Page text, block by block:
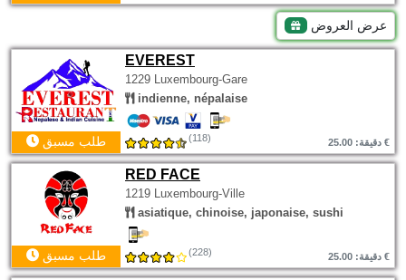
عرض العروض
EVEREST
1229 Luxembourg-Gare
indienne, népalaise
طلب مسبق (118) دقيقة: 25.00 €
RED FACE
1219 Luxembourg-Ville
asiatique, chinoise, japonaise, sushi
طلب مسبق (228) دقيقة: 25.00 €